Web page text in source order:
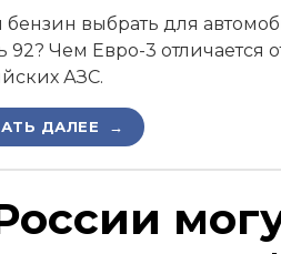
бензин выбрать для
92? Чем Евро-3 отличается
АЗС.
ДАЛЕЕ →